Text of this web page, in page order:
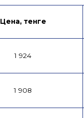
Цена, тенге
1 924
1 908